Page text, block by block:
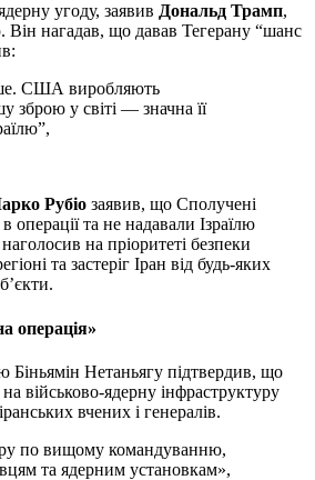
угоду, заявив Дональд Трамп,
Він нагадав, що давав Тегерану “шанс
США виробляють
зброю у світі — значна її
Рубіо заявив, що Сполучені
операції та не надавали Ізраїлю
на пріоритеті безпеки
та застеріг Іран від будь-яких
операція»
Біньямін Нетаньягу підтвердив, що
військово-ядерну інфраструктуру
вчених і генералів.
по вищому командуванню,
та ядерним установкам»,